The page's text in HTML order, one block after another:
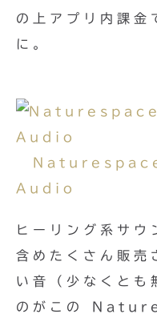
の上アプリ内課金
に。
Audio
ヒーリング系サウ
含めたくさん販売
い音（少なくとも
のがこの